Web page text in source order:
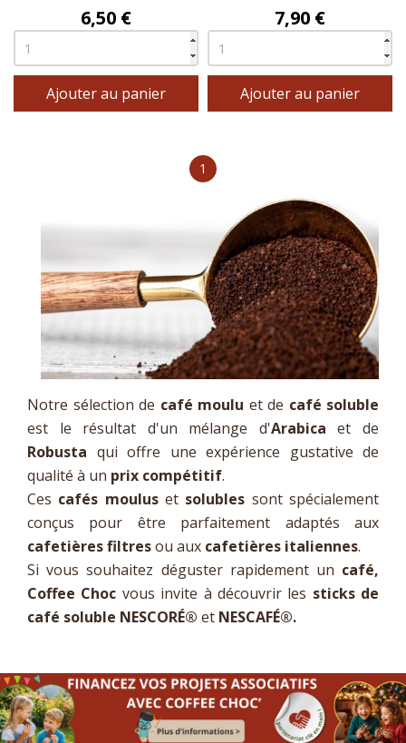
Prix
6,50 €
Ajouter au panier
Prix
7,90 €
Ajouter au panier
1
Notre sélection de café moulu et de café soluble
est le résultat d'un mélange d'Arabica et de
Robusta qui offre une expérience gustative de
qualité à un prix compétitif.
Ces cafés mouluset solubles sont spécialement
conçus pour être parfaitement adaptés aux
cafetières filtresou aux cafetières italiennes.
Si vous souhaitez déguster rapidement un café,
Coffee Choc vous invite à découvrir les sticks de
café soluble NESCORÉ® et NESCAFÉ®.